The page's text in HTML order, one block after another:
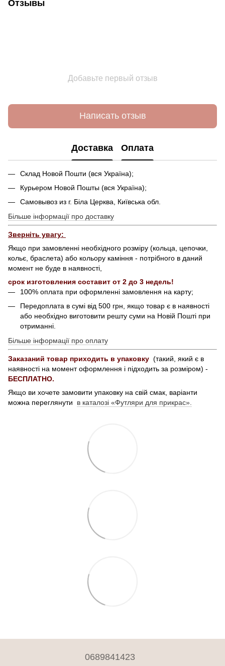
Отзывы
Добавьте первый отзыв
Написать отзыв
Доставка Оплата
Склад Новой Пошти (вся Україна);
Курьером Новой Пошты (вся Україна);
Самовывоз из г. Біла Церква, Київська обл.
Більше інформації про доставку
Зверніть увагу:
Якщо при замовленні необхідного розміру (кольца, цепочки,
кольє, браслета) або кольору каміння - потрібного в даний
момент не буде в наявності,
срок изготовления составит от 2 до 3 недель!
100% оплата при оформленні замовлення на карту;
Передоплата в сумі від 500 грн, якщо товар є в наявності
або необхідно виготовити решту суми на Новій Пошті при
отриманні.
Більше інформації про оплату
Заказаний товар приходить в упаковку (такий, який є в
наявності на момент оформлення і підходить за розміром) -
БЕСПЛАТНО.
Якщо ви хочете замовити упаковку на свій смак, варіанти
можна переглянути в каталозі «Футляри для прикрас».
0689841423